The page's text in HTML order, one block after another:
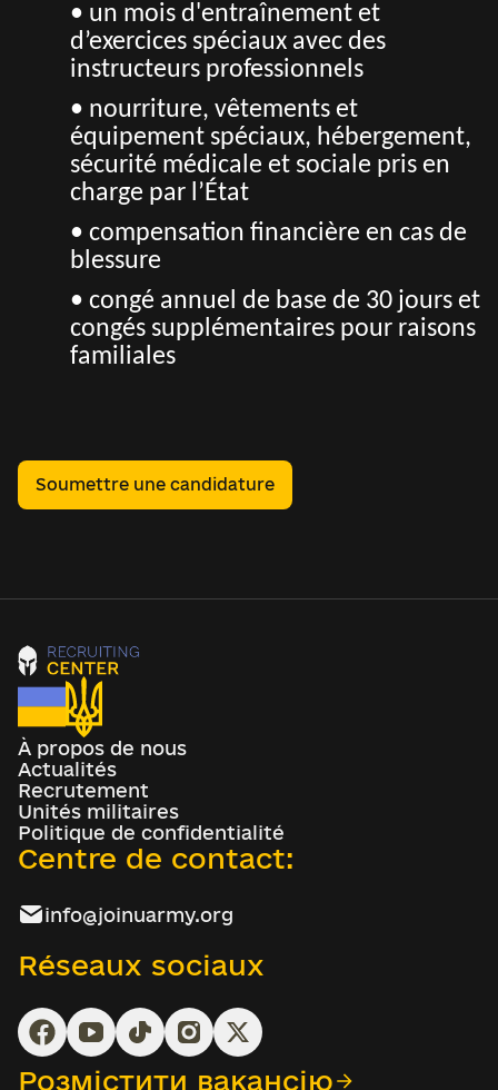
• un mois d'entraînement et
d’exercices spéciaux avec des
instructeurs professionnels
• nourriture, vêtements et
équipement spéciaux, hébergement,
sécurité médicale et sociale pris en
charge par l’État
• compensation financière en cas de
blessure
• congé annuel de base de 30 jours et
congés supplémentaires pour raisons
familiales
Soumettre une candidature
À propos de nous
Actualités
Recrutement
Unités militaires
Politique de confidentialité
Centre de contact:
info@joinuarmy.org
Réseaux sociaux
Розмістити вакансію